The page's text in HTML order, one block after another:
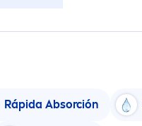
Rápida Absorción